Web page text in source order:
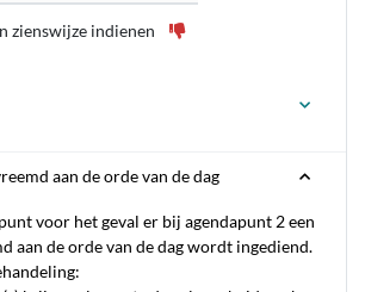
zienswijze indienen
aan de orde van de dag
voor het geval er bij agendapunt 2 een
aan de orde van de dag wordt ingediend.